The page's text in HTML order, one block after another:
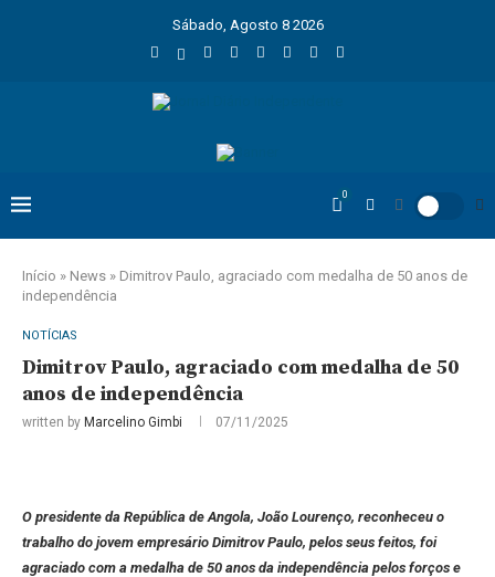
Sábado, Agosto 8 2026
0
Início » News » Dimitrov Paulo, agraciado com medalha de 50 anos de
independência
NOTÍCIAS
Dimitrov Paulo, agraciado com medalha de 50
anos de independência
written by Marcelino Gimbi 07/11/2025
O presidente da República de Angola, João Lourenço, reconheceu o
trabalho do jovem empresário Dimitrov Paulo, pelos seus feitos, foi
agraciado com a medalha de 50 anos da independência pelos forços e